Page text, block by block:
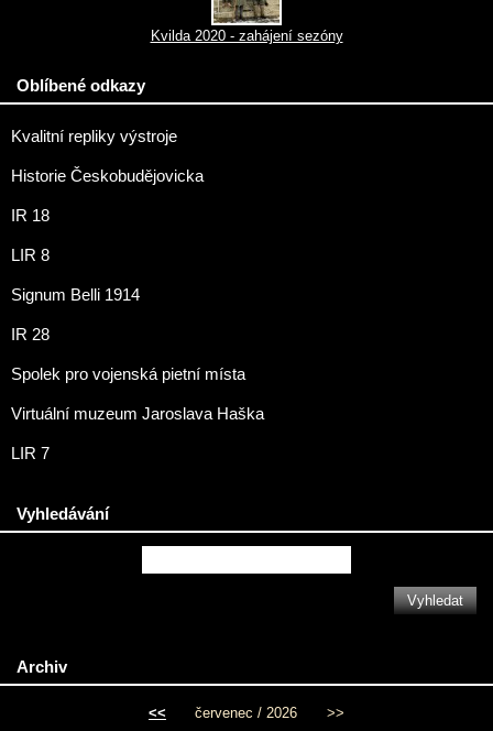
Kvilda 2020 - zahájení sezóny
Oblíbené odkazy
Kvalitní repliky výstroje
Historie Českobudějovicka
IR 18
LIR 8
Signum Belli 1914
IR 28
Spolek pro vojenská pietní místa
Virtuální muzeum Jaroslava Haška
LIR 7
Vyhledávání
Archiv
<< červenec / 2026 >>